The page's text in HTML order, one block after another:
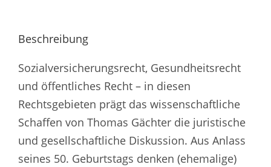
Beschreibung
Sozialversicherungsrecht, Gesundheitsrecht
und öffentliches Recht – in diesen
Rechtsgebieten prägt das wissenschaftliche
Schaffen von Thomas Gächter die juristische
und gesellschaftliche Diskussion. Aus Anlass
seines 50. Geburtstags denken (ehemalige)